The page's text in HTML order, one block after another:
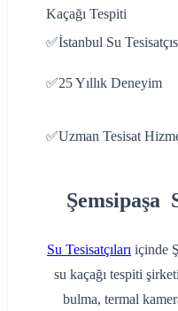
Kaçağı Tespiti
✅İstanbul Su
✅25 Yıllık Deneyim
✅Uzman Tesisat
Şemsipaşa
Su Tesisatçıları içinde
su kaçağı tespiti
bulma, termal